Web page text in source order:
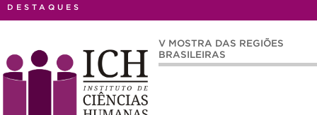
CONCURSOS
INTERNACIONAL
OUVIDORIA
DESTAQUES
V MOSTRA DAS REGIÕES
BRASILEIRAS